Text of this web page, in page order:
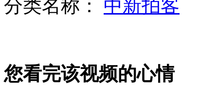
分类名称： 中新拍客
您看完该视频的心情